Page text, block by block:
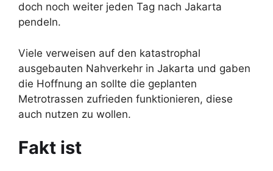
doch noch weiter jeden Tag nach Jakarta
pendeln.
Viele verweisen auf den katastrophal
ausgebauten Nahverkehr in Jakarta und gaben
die Hoffnung an sollte die geplanten
Metrotrassen zufrieden funktionieren, diese
auch nutzen zu wollen.
Fakt ist